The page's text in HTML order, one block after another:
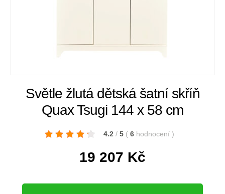
Světle žlutá dětská šatní skříň
Quax Tsugi 144 x 58 cm
4.2 / 5 ( 6 hodnocení )
19 207 Kč